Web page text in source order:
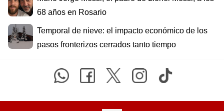
68 años en Rosario
Temporal de nieve: el impacto económico de los
pasos fronterizos cerrados tanto tiempo